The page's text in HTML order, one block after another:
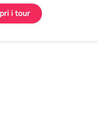
i tour